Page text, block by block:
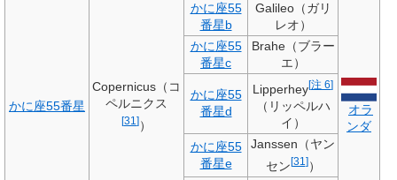
かに座55番星
Copernicus（コ
ペルニクス
[31 ] ）
かに座55
番星b
Galileo（ガリ
レオ）
オラ
ンダ
かに座55
番星c
Brahe（ブラー
エ）
かに座55
番星d
Lipperhey[注 6]
（リッペルハ
イ）
かに座55
番星e
Janssen（ヤン
セン[31 ]）